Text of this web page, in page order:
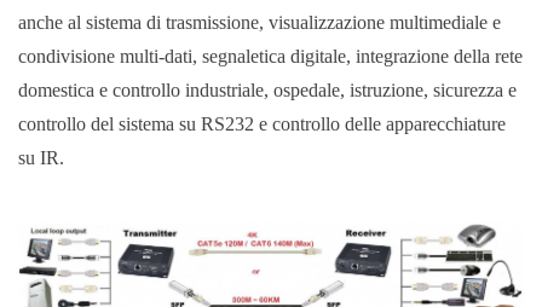
anche al sistema di trasmissione, visualizzazione multimediale e
condivisione multi-dati, segnaletica digitale, integrazione della rete
domestica e controllo industriale, ospedale, istruzione, sicurezza e
controllo del sistema su RS232 e controllo delle apparecchiature
su IR.